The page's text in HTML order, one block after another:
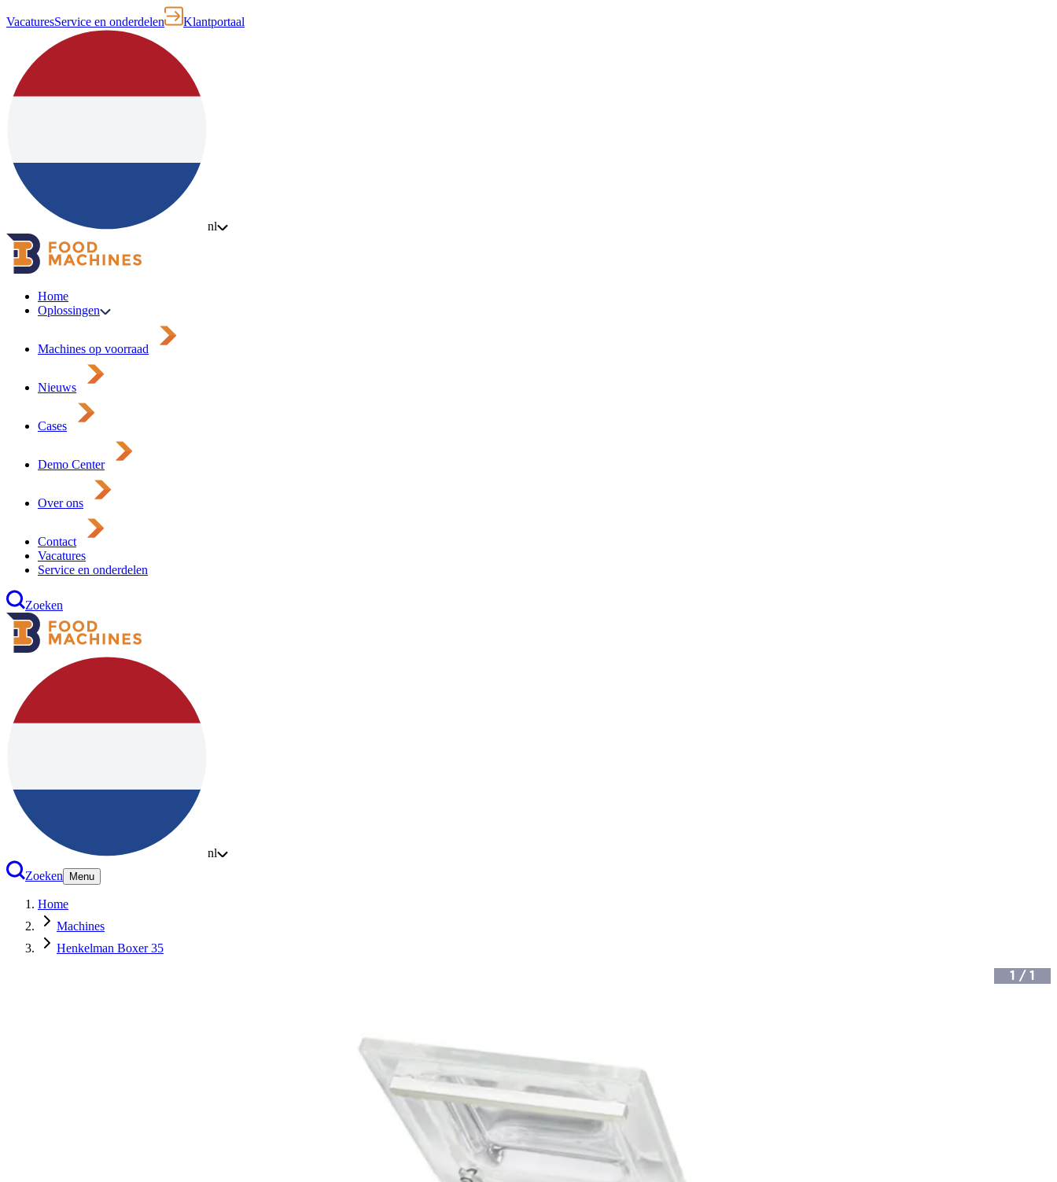
VacaturesService en onderdelen Klantportaal
nl
Home
Oplossingen
Machines op voorraad
Nieuws
Cases
Demo Center
Over ons
Contact
Vacatures
Service en onderdelen
Zoeken
nl
Zoeken
Menu
Home
Machines
Henkelman Boxer 35
1 / 1